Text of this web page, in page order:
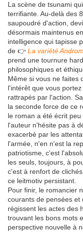
La scène de tsunami
terrifiante. Au-delà des
saupoudré d'action,
désormais maintenus
intelligence qui tapisse
de 👉 La variété
prend une tournure
philosophiques et
Même si vous ne faites
l'intérêt que vous
rattrapés par l'action.
la seconde force de ce
le roman a été écrit
l'auteur n'hésite pas à
exacerbé par les
l'armée, n'en n'est la
patriotisme, c'est
les seuls, toujours, à
c'est à renfort de clichés,
ce leitmotiv persistant.
Pour finir, le romancier
courants de pensées et
régissent les actes des
trouvant les bons mots
perspective nouvelle à